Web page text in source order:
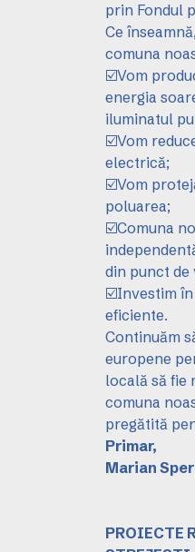
prin Fondul
Ce
comuna
☑️Vom
energia
iluminatul
☑️Vom
electrică;
☑️Vom
poluarea;
☑️Comuna
din punct de
☑️Investim în
eficiente.
Continuăm
europene
locală să fie
comuna
pregătită
Primar,
Marian
PROIECTE